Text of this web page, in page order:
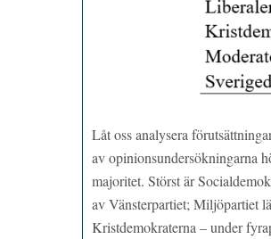
Låt oss analysera
av opinionsundersökningarna
majoritet. Störst är
av Vänsterpartiet; Miljöpartiet
Kristdemokraterna – under